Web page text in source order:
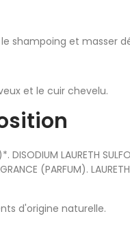
le shampoing et masser
et le cuir chevelu.
DISODIUM LAURETH
(PARFUM).
d'origine naturelle.